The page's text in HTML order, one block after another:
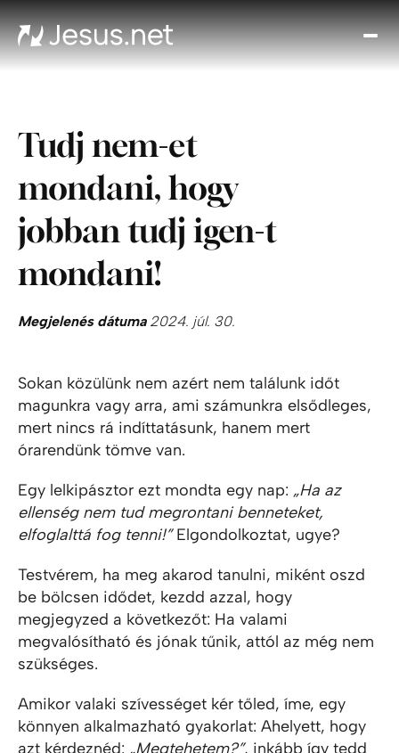
fel
Tudj nem-et
mondani, hogy
jobban tudj igen-t
mondani!
Megjelenés dátuma2024. júl. 30.
Sokan közülünk nem azért nem találunk időt
magunkra vagy arra, ami számunkra elsődleges,
mert nincs rá indíttatásunk, hanem mert
órarendünk tömve van.
Egy lelkipásztor ezt mondta egy nap: „Ha az
ellenség nem tud megrontani benneteket,
elfoglalttá fog tenni!”Elgondolkoztat, ugye?
Testvérem, ha meg akarod tanulni, miként oszd
be bölcsen idődet, kezdd azzal, hogy
megjegyzed a következőt: Ha valami
megvalósítható és jónak tűnik, attól az még nem
szükséges.
Amikor valaki szívességet kér tőled, íme, egy
könnyen alkalmazható gyakorlat: Ahelyett, hogy
azt kérdeznéd: „Megtehetem?”, inkább így tedd